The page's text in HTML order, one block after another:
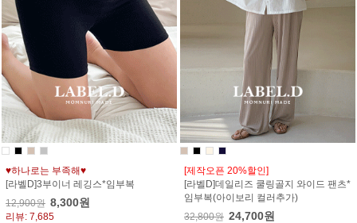
♥하나로는 부족해♥
[라벨D]3부이너 레깅스*임부복
12,900원 8,300원
리뷰: 7,685
[제작오픈 20%할인]
[라벨D]데일리즈 쿨링골지 와이드 팬츠*
임부복(아이보리 컬러추가)
32,800원 24,700원